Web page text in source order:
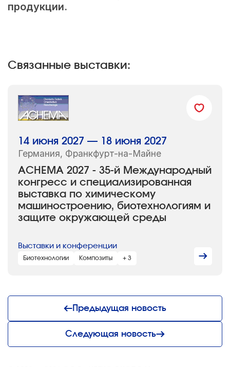
продукции.
Связанные выставки:
ACHEMA 2027 - 35-й Международный
конгресс и специализированная
выставка по химическому
машиностроению, биотехнологиям и
защите окружающей среды
14 июня 2027 — 18 июня 2027
Германия, Франкфурт-на-Майне
Выставки и конференции
Биотехнологии Композиты + 3
Предыдущая новость
Следующая новость